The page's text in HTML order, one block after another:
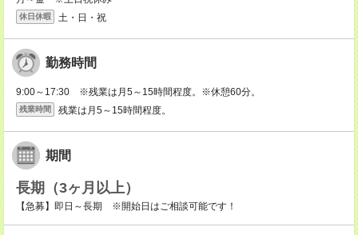
休日休暇 土・日・祝
勤務時間
9:00～17:30 ※残業は月5～15時間程度。※休憩60分。
残業時間 残業は月5～15時間程度。
期間
長期（3ヶ月以上）
【急募】即日～長期 ※開始日はご相談可能です！